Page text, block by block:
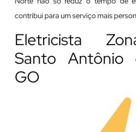
contribui para um serviço mais
Eletricista
Santo Antônio
GO